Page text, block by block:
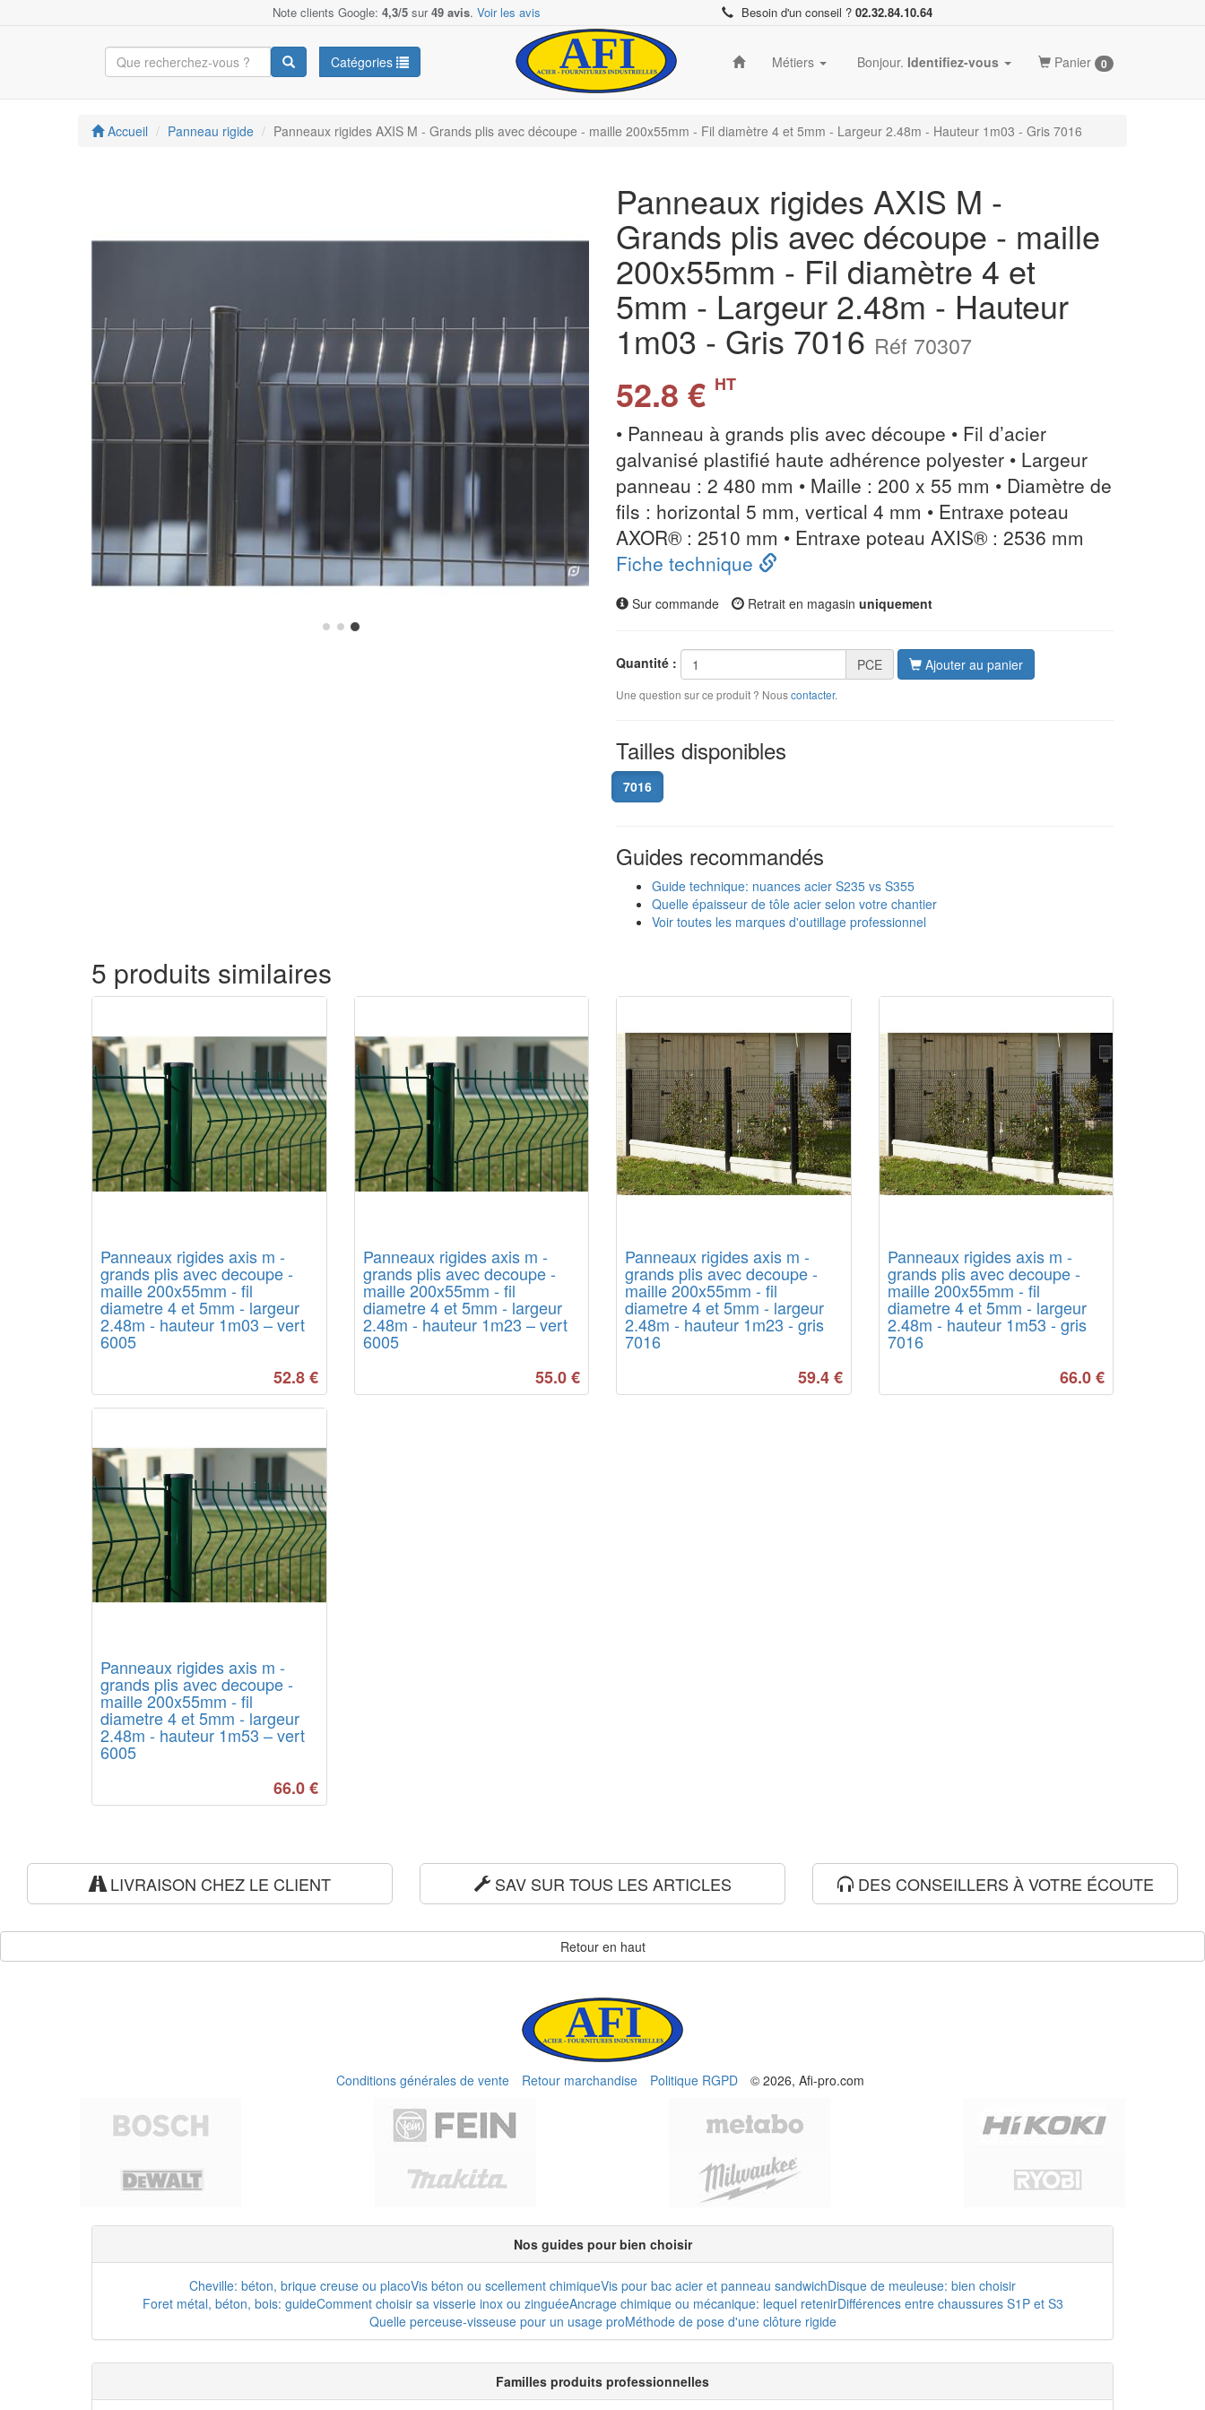
Note clients Google: 4,3/5 sur49 avis. Voir les avis Besoin d'un conseil ? 02.32.84.10.64
Catégories Métiers Bonjour. Identifiez-vous Panier 0
Accueil Panneau rigide Panneaux rigides AXIS M - Grands plis avec découpe - maille 200x55mm - Fil diamètre 4 et 5mm - Largeur 2.48m - Hauteur 1m03 - Gris 7016
Panneaux rigides AXIS M -
Grands plis avec découpe - maille
200x55mm - Fil diamètre 4 et
5mm - Largeur 2.48m - Hauteur
1m03 - Gris 7016 Réf 70307
52.8 € HT
• Panneau à grands plis avec découpe • Fil d’acier
galvanisé plastifié haute adhérence polyester • Largeur
panneau : 2 480 mm • Maille : 200 x 55 mm • Diamètre de
fils : horizontal 5 mm, vertical 4 mm • Entraxe poteau
AXOR® : 2510 mm • Entraxe poteau AXIS® : 2536 mm
Fiche technique
Sur commande Retrait en magasin uniquement
Quantité : PCE Ajouter au panier
Une question sur ce produit ? Nouscontacter.
Tailles disponibles
7016
Guides recommandés
Guide technique: nuances acier S235 vs S355
Quelle épaisseur de tôle acier selon votre chantier
Voir toutes les marques d'outillage professionnel
5 produits similaires
Panneaux rigides axis m -
grands plis avec decoupe -
maille 200x55mm - fil
diametre 4 et 5mm - largeur
2.48m - hauteur 1m03 – vert
6005
52.8 €
Panneaux rigides axis m -
grands plis avec decoupe -
maille 200x55mm - fil
diametre 4 et 5mm - largeur
2.48m - hauteur 1m23 – vert
6005
55.0€
Panneaux rigides axis m -
grands plis avec decoupe -
maille 200x55mm - fil
diametre 4 et 5mm - largeur
2.48m - hauteur 1m23 - gris
7016
59.4 €
Panneaux rigides axis m -
grands plis avec decoupe -
maille 200x55mm - fil
diametre 4 et 5mm - largeur
2.48m - hauteur 1m53 - gris
7016
66.0€
Panneaux rigides axis m -
grands plis avec decoupe -
maille 200x55mm - fil
diametre 4 et 5mm - largeur
2.48m - hauteur 1m53 – vert
6005
66.0 €
LIVRAISON CHEZ LE CLIENT SAV SUR TOUS LES ARTICLES DES CONSEILLERS À VOTRE ÉCOUTE
Retour en haut
Conditions générales de vente Retour marchandise Politique RGPD © 2026, Afi-pro.com
Nos guides pour bien choisir
Cheville: béton, brique creuse ou placoVis béton ou scellement chimiqueVis pour bac acier et panneau sandwichDisque de meuleuse: bien choisir
Foret métal, béton, bois: guideComment choisir sa visserie inox ou zinguéeAncrage chimique ou mécanique: lequel retenirDifférences entre chaussures S1P et S3
Quelle perceuse-visseuse pour un usage proMéthode de pose d'une clôture rigide
Familles produits professionnelles